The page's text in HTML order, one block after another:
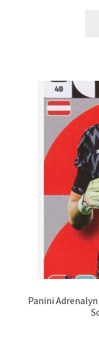
Panini Adrenalyn